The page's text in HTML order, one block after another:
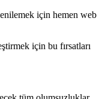
için hemen web
için bu fırsatları